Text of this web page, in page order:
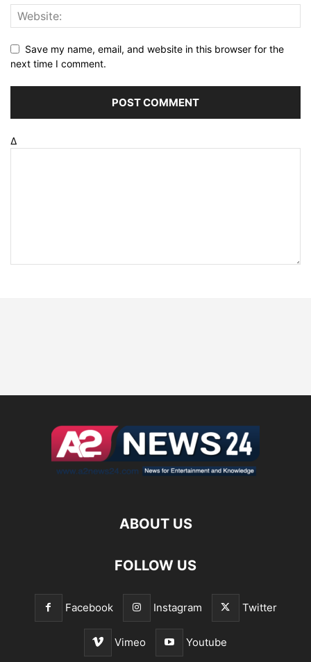
Save my name, email, and website in this browser for the
next time I comment.
Δ
ABOUT US
FOLLOW US
Facebook Instagram Twitter
Vimeo Youtube